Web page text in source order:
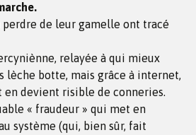
perdre de leur gamelle ont tracé
relayée à qui mieux
lèche botte, mais grâce à internet,
devient risible de conneries.
« fraudeur » qui met en
système (qui, bien sûr, fait